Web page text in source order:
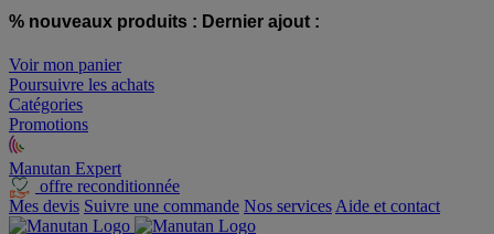
% nouveaux produits : Dernier ajout :
Voir mon panier
Poursuivre les achats
Catégories
Promotions
Manutan Expert
offre reconditionnée
Mes devis Suivre une commande Nos services Aide et contact